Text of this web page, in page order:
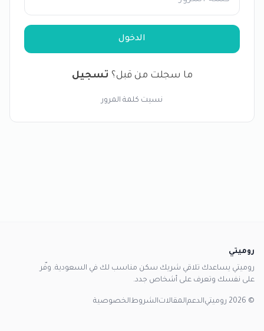
الدخول
ما سجلت من قبل؟ تسجيل
نسيت كلمة المرور
روميتي
روميتي يساعدك تلاقي شريك سكن مناسب لك في السعودية. وفّر
على نفسك وتعرف على أشخاص جدد.
© 2026 روميتي الدعمالمقالاتالشروطالخصوصية